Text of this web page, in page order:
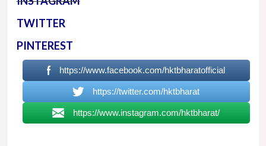
TWITTER
PINTEREST
https://www.facebook.com/hktbharatofficial
https://twitter.com/hktbharat
https://www.instagram.com/hktbharat/